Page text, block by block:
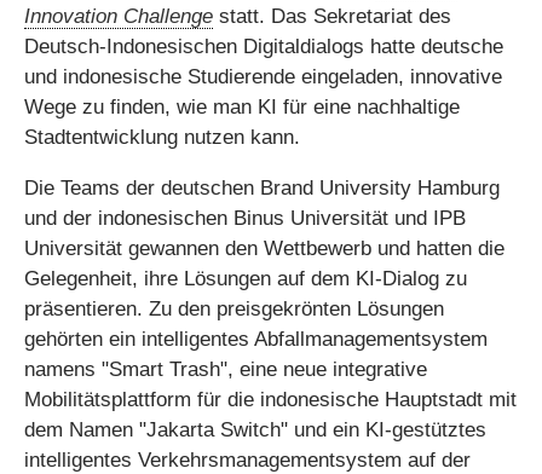
Innovation Challenge statt. Das Sekretariat des
Deutsch-Indonesischen Digitaldialogs hatte deutsche
und indonesische Studierende eingeladen, innovative
Wege zu finden, wie man KI für eine nachhaltige
Stadtentwicklung nutzen kann.
Die Teams der deutschen Brand University Hamburg
und der indonesischen Binus Universität und IPB
Universität gewannen den Wettbewerb und hatten die
Gelegenheit, ihre Lösungen auf dem KI-Dialog zu
präsentieren. Zu den preisgekrönten Lösungen
gehörten ein intelligentes Abfallmanagementsystem
namens "Smart Trash", eine neue integrative
Mobilitätsplattform für die indonesische Hauptstadt mit
dem Namen "Jakarta Switch" und ein KI-gestütztes
intelligentes Verkehrsmanagementsystem auf der